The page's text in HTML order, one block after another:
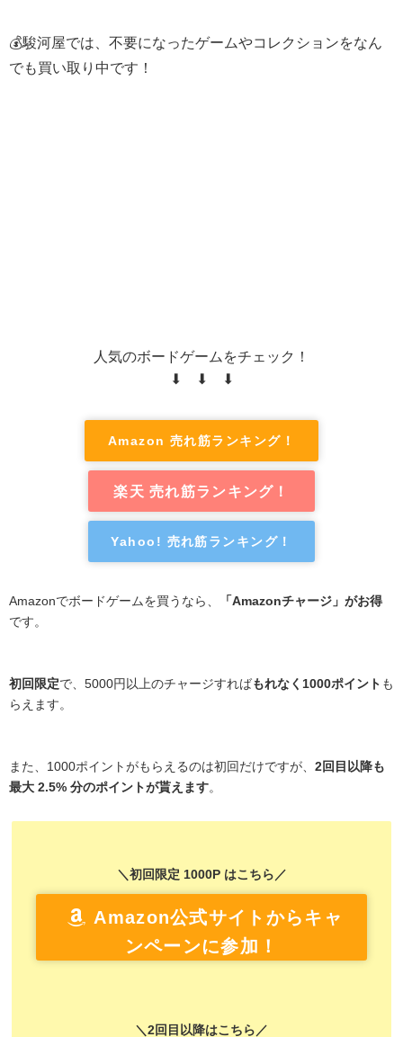
💰駿河屋では、不要になったゲームやコレクションをなん
でも買い取り中です！
人気のボードゲームをチェック！
⬇ ⬇ ⬇
Amazon 売れ筋ランキング！
楽天 売れ筋ランキング！
Yahoo! 売れ筋ランキング！
Amazonでボードゲームを買うなら、
「Amazonチャージ」がお得
です。
初回限定で、5000円以上のチャージすればもれなく1000ポイント も
らえます。
また、1000ポイントがもらえるのは初回だけですが、 2回目以降も
最大 2.5% 分のポイントが貰えます。
＼初回限定 1000P はこちら／
Amazon公式サイトからキャ
ンペーンに参加！
＼2回目以降はこちら／